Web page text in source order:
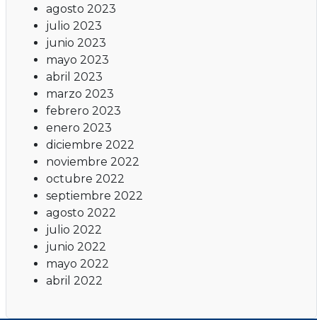
agosto 2023
julio 2023
junio 2023
mayo 2023
abril 2023
marzo 2023
febrero 2023
enero 2023
diciembre 2022
noviembre 2022
octubre 2022
septiembre 2022
agosto 2022
julio 2022
junio 2022
mayo 2022
abril 2022